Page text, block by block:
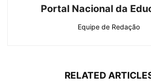
Portal Nacional da
Equipe de Redação
RELATED